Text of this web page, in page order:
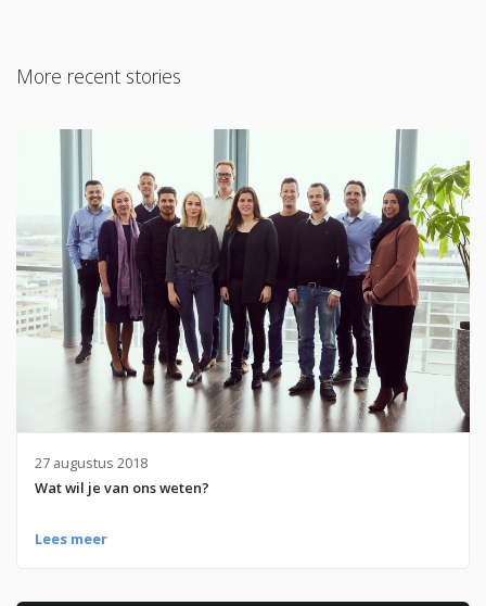
More recent stories
27 augustus 2018
Wat wil je van ons weten?
Lees meer